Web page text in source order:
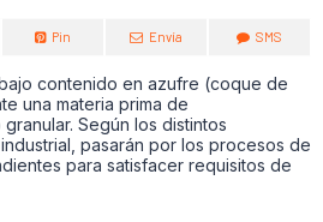
Pin Envía SMS
contenido en azufre (coque de
una materia prima de
Según los distintos
pasarán por los procesos de
para satisfacer requisitos de